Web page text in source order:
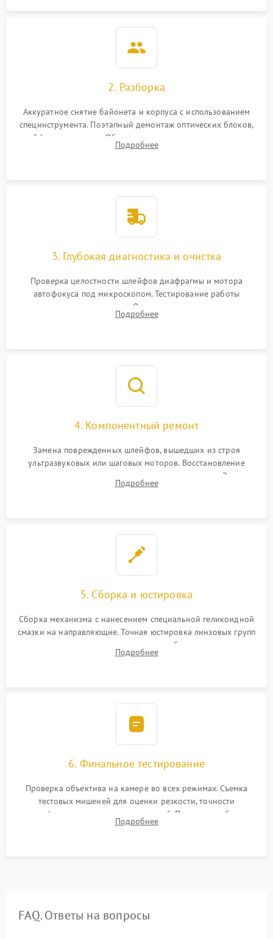
2. Разборка
Аккуратное снятие байонета и корпуса с использованием
специнструмента. Поэтапный демонтаж оптических блоков,
шлейфов и приводов. Обязательная маркировка положения
линзовых групп для сохранения заводской центровки при
Подробнее
3. Глубокая диагностика и очистка
Проверка целостности шлейфов диафрагмы и мотора
автофокуса под микроскопом. Тестирование работы
электромагнитного привода. Очистка оптических элементов
от пыли, следов влаги и грибка спецрастворами без
Подробнее
4. Компонентный ремонт
Замена поврежденных шлейфов, вышедших из строя
ультразвуковых или шаговых моторов. Восстановление
геометрии направляющих при заклинивании зума. Замена
неисправного блока диафрагмы, датчиков положения или
Подробнее
5. Сборка и юстировка
Сборка механизма с нанесением специальной геликоидной
смазки на направляющие. Точная юстировка линзовых групп
программным или механическим способом для устранения
бэк
Подробнее
6. Финальное тестирование
Проверка объектива на камере во всех режимах. Съемка
тестовых мишеней для оценки резкости, точности
автофокуса и отсутствия искажений. Проверка работы
диафрагмы на закрытых значениях и тестирование
Подробнее
FAQ. Ответы на вопросы